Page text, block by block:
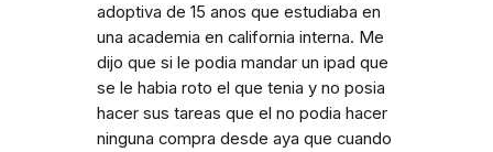
adoptiva de 15 anos que estudiaba en
una academia en california interna. Me
dijo que si le podia mandar un ipad que
se le habia roto el que tenia y no posia
hacer sus tareas que el no podia hacer
ninguna compra desde aya que cuando